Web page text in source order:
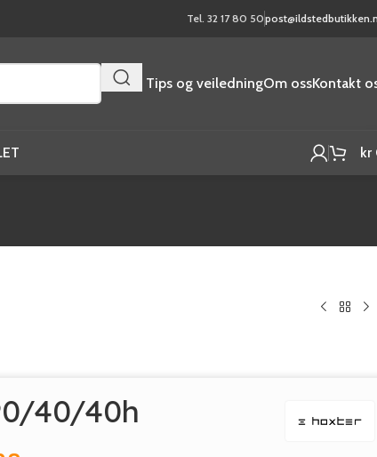
Tel. 32 17 80 50
Tips og veiledningOm ossKontakt
kr
40/40h